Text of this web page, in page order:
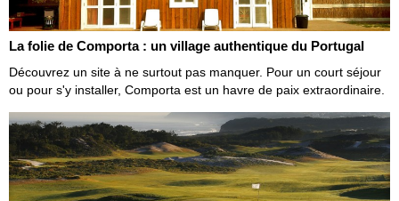
La folie de Comporta : un village authentique du Portugal
Découvrez un site à ne surtout pas manquer. Pour un court séjour
ou pour s'y installer, Comporta est un havre de paix extraordinaire.